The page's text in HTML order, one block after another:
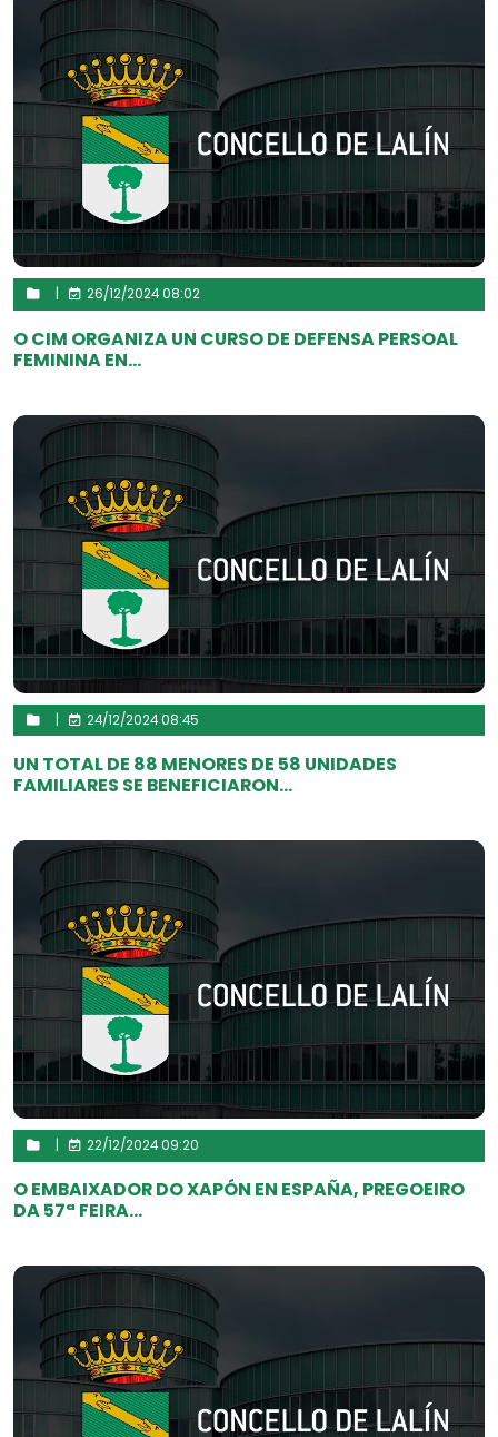
26/12/2024 08:02
O CIM ORGANIZA UN CURSO DE DEFENSA PERSOAL
FEMININA EN...
| 24/12/2024 08:45
UN TOTAL DE 88 MENORES DE 58 UNIDADES
FAMILIARES SE BENEFICIARON...
22/12/2024 09:20
O EMBAIXADOR DO XAPÓN EN ESPAÑA, PREGOEIRO
DA 57ª FEIRA...